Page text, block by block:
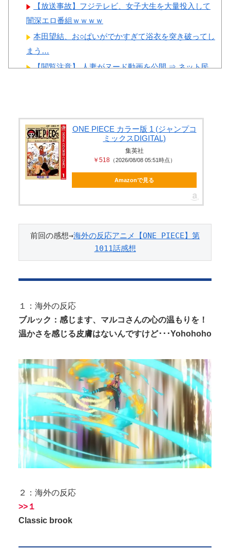
Powered by livedoor 相互RSS
【放送事故】フジテレビ、女子大生を大量投入して
闇深エロ番組ｗｗｗｗ
本田望結、お○ぱいがでかすぎて浴衣を突き破ってし
まう…
【閲覧注意】 人妻がヌード動画を公開 ⇒ ネット民
【悲報】 中国、橋の欄干が強風一発で粉々に 鉄筋ゼ
ロ 当局「接着剤でくっつけただ...
PTA会長「PTA参加拒否した親へ最終警告。こうなっ
てもいい？」
Powered by livedoor 相互RSS
ONE PIECE カラー版 1 (ジャンプコ
ミックスDIGITAL)
集英社
￥518 （2026/08/08 05:51時点）
Amazonで見る
前回の感想→海外の反応アニメ【ONE PIECE】第
1011話感想
１：海外の反応
ブルック：感じます、マルコさんの心の温もりを！
温かさを感じる皮膚はないんですけど･･･Yohohoho
２：海外の反応
>>１
Classic brook